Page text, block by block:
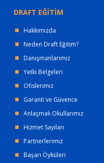
DRAFT EĞİTİM
Hakkımızda
Neden Draft Eğitim?
Danışmanlarımız
Yetki Belgeleri
Ofislerimiz
Garanti ve Güvence
Anlaşmalı Okullarımız
Hizmet Sayıları
Partnerlerimiz
Başarı Öyküleri